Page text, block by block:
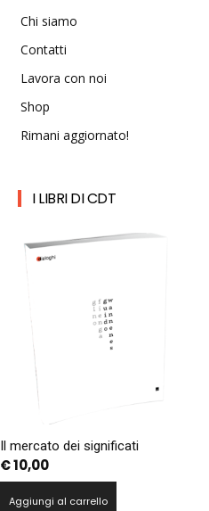
Chi siamo
Contatti
Lavora con noi
Shop
Rimani aggiornato!
I LIBRI DI CDT
Il mercato dei significati
€10,00
Aggiungi al carrello